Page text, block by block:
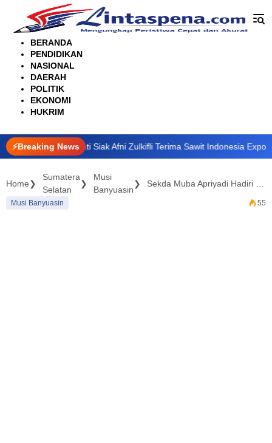
konten
BERANDA
PENDIDIKAN
NASIONAL
DAERAH
POLITIK
EKONOMI
HUKRIM
⚡Breaking News
Bupati Siak Afni Zulkifli Terima Sawit Indonesia Expo Award 2026
Home
Sumatera
Selatan
Musi
Banyuasin
Musi Banyuasin 55